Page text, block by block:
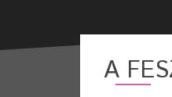
A